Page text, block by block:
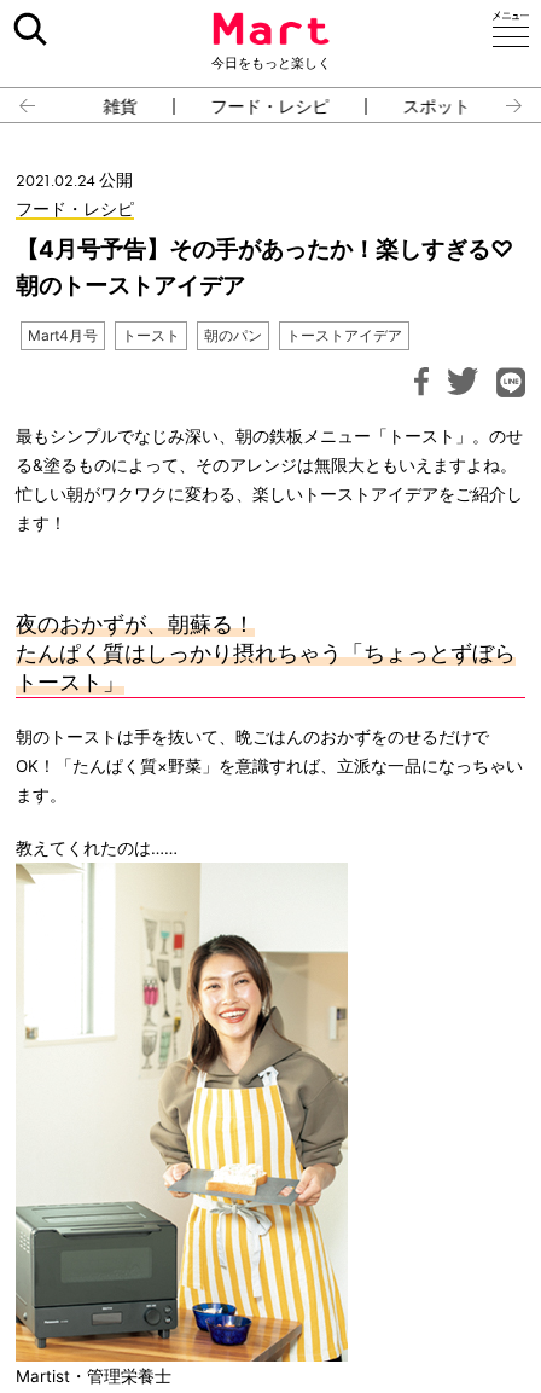
今日をもっと楽しく
雑貨 フード・レシピ スポット
2021.02.24 公開
フード・レシピ
【4月号予告】その手があったか！楽しすぎる♡
朝のトーストアイデア
Mart4月号 トースト 朝のパン トーストアイデア
最もシンプルでなじみ深い、朝の鉄板メニュー「トースト」。のせ
る&塗るものによって、そのアレンジは無限大ともいえますよね。
忙しい朝がワクワクに変わる、楽しいトーストアイデアをご紹介し
ます！
夜のおかずが、朝蘇る！
たんぱく質はしっかり摂れちゃう「ちょっとずぼら
トースト」
朝のトーストは手を抜いて、晩ごはんのおかずをのせるだけで
OK！「たんぱく質×野菜」を意識すれば、立派な一品になっちゃい
ます。
教えてくれたのは……
Martist・管理栄養士